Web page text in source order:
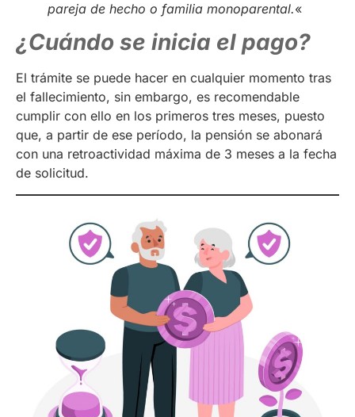
pareja de hecho o familia monoparental.«
¿Cuándo se inicia el pago?
El trámite se puede hacer en cualquier momento tras
el fallecimiento, sin embargo, es recomendable
cumplir con ello en los primeros tres meses, puesto
que, a partir de ese período, la pensión se abonará
con una retroactividad máxima de 3 meses a la fecha
de solicitud.